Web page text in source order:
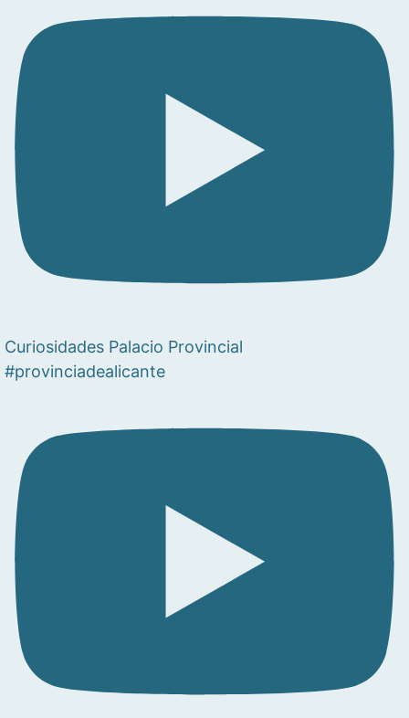
Curiosidades Palacio Provincial
#provinciadealicante